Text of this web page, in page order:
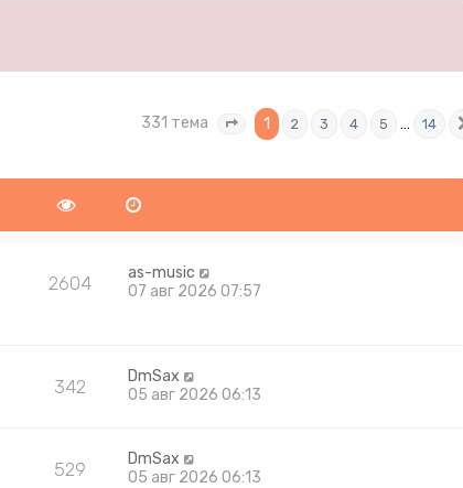
331 тема Страница 1из 14
1 2 3 4 5 … 14
2604
as-music
07 авг 2026 07:57
342
DmSax
05 авг 2026 06:13
529
DmSax
05 авг 2026 06:13